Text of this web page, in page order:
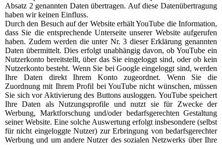
Absatz 2 genannten Daten übertragen. Auf diese Datenübertragung
haben wir keinen Einfluss.
Durch den Besuch auf der Website erhält YouTube die Information,
dass Sie die entsprechende Unterseite unserer Website aufgerufen
haben. Zudem werden die unter Nr. 3 dieser Erklärung genannten
Daten übermittelt. Dies erfolgt unabhängig davon, ob YouTube ein
Nutzerkonto bereitstellt, über das Sie eingeloggt sind, oder ob kein
Nutzerkonto besteht. Wenn Sie bei Google eingeloggt sind, werden
Ihre Daten direkt Ihrem Konto zugeordnet. Wenn Sie die
Zuordnung mit Ihrem Profil bei YouTube nicht wünschen, müssen
Sie sich vor Aktivierung des Buttons ausloggen. YouTube speichert
Ihre Daten als Nutzungsprofile und nutzt sie für Zwecke der
Werbung, Marktforschung und/oder bedarfsgerechten Gestaltung
seiner Website. Eine solche Auswertung erfolgt insbesondere (selbst
für nicht eingeloggte Nutzer) zur Erbringung von bedarfsgerechter
Werbung und um andere Nutzer des sozialen Netzwerks über Ihre